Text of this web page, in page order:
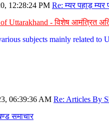
12:28:24 PM Re: म्यर पहाड़ म्यर
Uttarakhand - विशेष आमंत्रित
subjects mainly related to
06:39:36 AM Re: Articles By
समाचार